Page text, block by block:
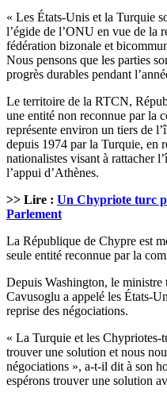
« Les États-Unis et la Turquie
l’égide de l’ONU en vue de la
fédération bizonale et
Nous pensons que les parties
progrès durables pendant
Le territoire de la RTCN,
une entité non reconnue par la
représente environ un tiers de
depuis 1974 par la Turquie, en
nationalistes visant à rattacher
l’appui d’Athènes.
>> Lire : Un Chypriote turc
Parlement
La République de Chypre est
seule entité reconnue par la
Depuis Washington, le
Cavusoglu a appelé les États-
reprise des négociations.
« La Turquie et les
trouver une solution et nous
négociations », a-t-il dit à son
espérons trouver une solution